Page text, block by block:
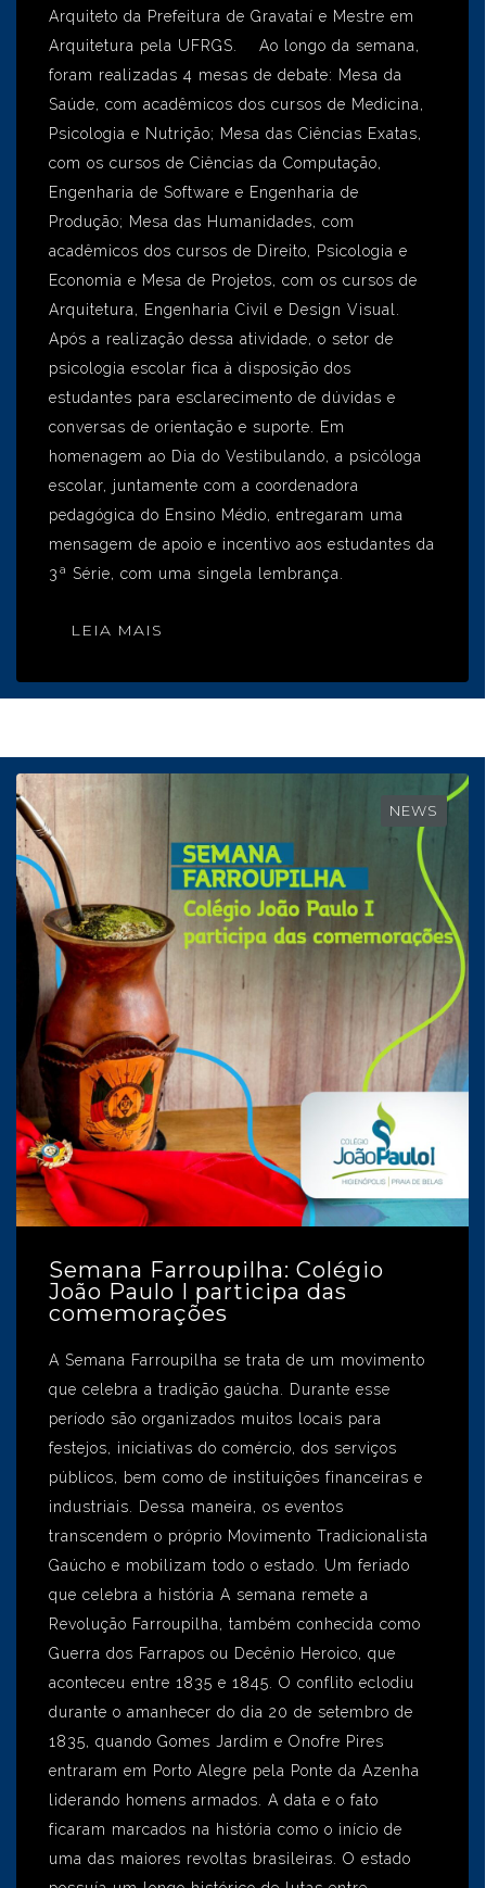
Arquiteto da Prefeitura de Gravataí e Mestre em
Arquitetura pela UFRGS. Ao longo da semana,
foram realizadas 4 mesas de debate: Mesa da
Saúde, com acadêmicos dos cursos de Medicina,
Psicologia e Nutrição; Mesa das Ciências Exatas,
com os cursos de Ciências da Computação,
Engenharia de Software e Engenharia de
Produção; Mesa das Humanidades, com
acadêmicos dos cursos de Direito, Psicologia e
Economia e Mesa de Projetos, com os cursos de
Arquitetura, Engenharia Civil e Design Visual.
Após a realização dessa atividade, o setor de
psicologia escolar fica à disposição dos
estudantes para esclarecimento de dúvidas e
conversas de orientação e suporte. Em
homenagem ao Dia do Vestibulando, a psicóloga
escolar, juntamente com a coordenadora
pedagógica do Ensino Médio, entregaram uma
mensagem de apoio e incentivo aos estudantes da
3ª Série, com uma singela lembrança.
LEIA MAIS
NEWS
Semana Farroupilha: Colégio
João Paulo I participa das
comemorações
A Semana Farroupilha se trata de um movimento
que celebra a tradição gaúcha. Durante esse
período são organizados muitos locais para
festejos, iniciativas do comércio, dos serviços
públicos, bem como de instituições financeiras e
industriais. Dessa maneira, os eventos
transcendem o próprio Movimento Tradicionalista
Gaúcho e mobilizam todo o estado. Um feriado
que celebra a história A semana remete a
Revolução Farroupilha, também conhecida como
Guerra dos Farrapos ou Decênio Heroico, que
aconteceu entre 1835 e 1845. O conflito eclodiu
durante o amanhecer do dia 20 de setembro de
1835, quando Gomes Jardim e Onofre Pires
entraram em Porto Alegre pela Ponte da Azenha
liderando homens armados. A data e o fato
ficaram marcados na história como o início de
uma das maiores revoltas brasileiras. O estado